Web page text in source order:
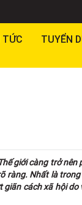
TỨC TUYỂN
giới càng trở nên
ràng. Nhất là
cách xã hội do